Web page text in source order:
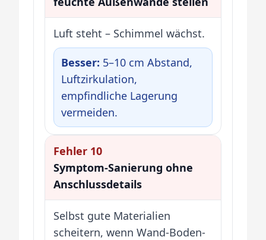
Luft steht – Schimmel wächst.
Besser: 5–10 cm Abstand,
Luftzirkulation,
empfindliche Lagerung
vermeiden.
Fehler 10
Symptom-Sanierung ohne
Anschlussdetails
Selbst gute Materialien
scheitern, wenn Wand-Boden-